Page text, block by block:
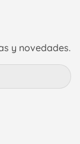
y novedades.